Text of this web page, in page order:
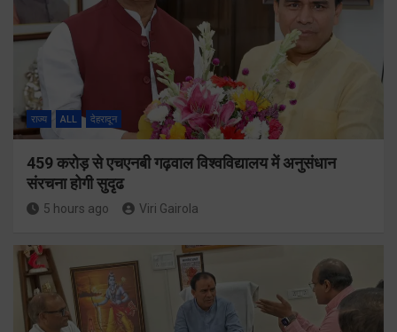
राज्य ALL देहरादून
459 करोड़ से एचएनबी गढ़वाल विश्वविद्यालय में अनुसंधान
संरचना होगी सुदृढ
5 hours ago Viri Gairola